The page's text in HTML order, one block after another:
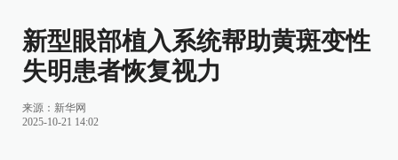
新型眼部植入系统帮助黄斑变性
失明患者恢复视力
来源： 新华网
2025-10-21 14:02